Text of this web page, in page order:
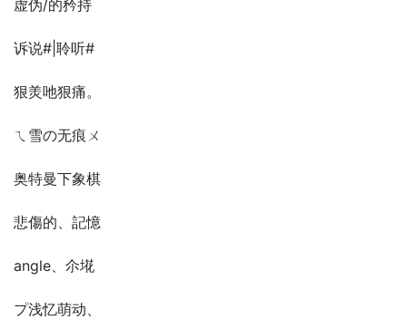
虚伪/的矜持
诉说#|聆听#
狠羙吔狠痛。
ㄟ雪の无痕ㄨ
奥特曼下象棋
悲傷的、記憶
angle、尒埖
プ浅忆萌动、